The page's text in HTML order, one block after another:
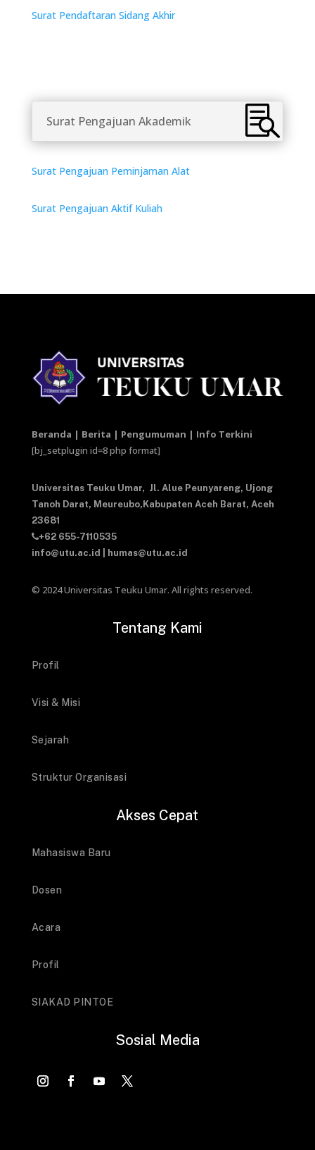
Surat Pendaftaran Sidang Akhir
Surat Pengajuan Akademik
Surat Pengajuan Peminjaman Alat
Surat Pengajuan Aktif Kuliah
Beranda | Berita | Pengumuman | Info Terkini
[bj_setplugin id=8 php format]
Universitas Teuku Umar, Jl. Alue Peunyareng, Ujong
Tanoh Darat, Meureubo,Kabupaten Aceh Barat, Aceh
23681
+62 655-7110535
info@utu.ac.id
humas@utu.ac.id
© 2024 Universitas Teuku Umar. All rights reserved.
Tentang Kami
Profil
Visi & Misi
Sejarah
Struktur Organisasi
Akses Cepat
Mahasiswa Baru
Dosen
Acara
Profil
SIAKAD PINTOE
Sosial Media